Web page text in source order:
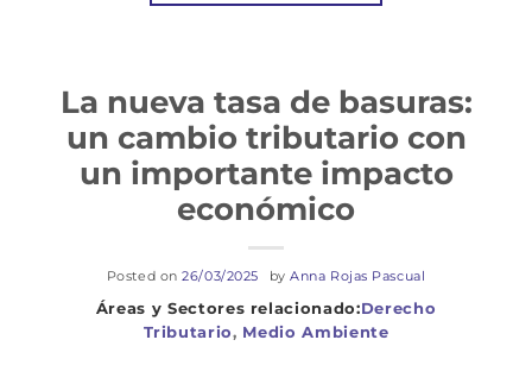
Derecho
Tributario, Medio Ambiente
La nueva tasa de basuras:
un cambio tributario con
un importante impacto
económico
Posted on26/03/2025 byAnna Rojas Pascual